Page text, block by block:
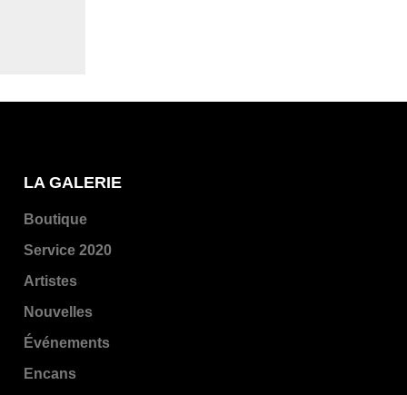
LA GALERIE
Boutique
Service 2020
Artistes
Nouvelles
Événements
Encans